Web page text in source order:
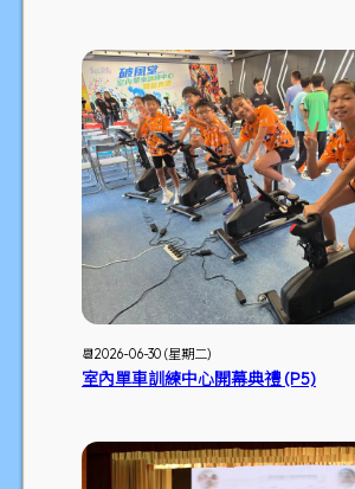
📆2026-06-30 (星期二)
室內單車訓練中心開幕典禮 (P5)